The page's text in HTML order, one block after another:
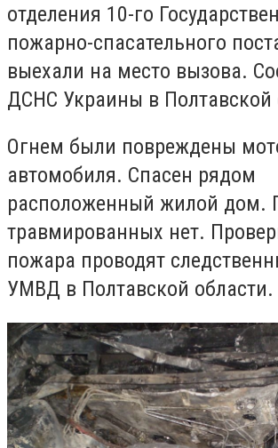
отделения 10-го
пожарно-спасательного
выехали на место вызова.
ДСНС Украины в Полтавской
Огнем были повреждены
автомобиля. Спасен рядом
расположенный жилой дом.
травмированных нет.
пожара проводят
УМВД в Полтавской области.